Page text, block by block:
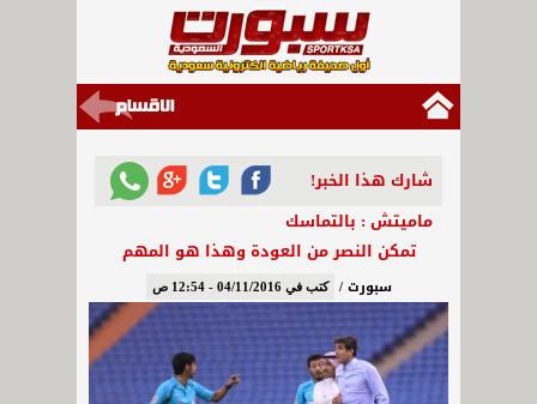
شارك هذا الخبر!
ماميتش : بالتماسك
تمكن النصر من العودة وهذا هو المهم
سبورت / كتب في 04/11/2016 - 12:54 ص